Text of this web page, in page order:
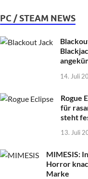
PC / STEAM NEWS
14. Juli
Rogue
für
steht
13. Juli
MIMESIS:
Horror
Marke